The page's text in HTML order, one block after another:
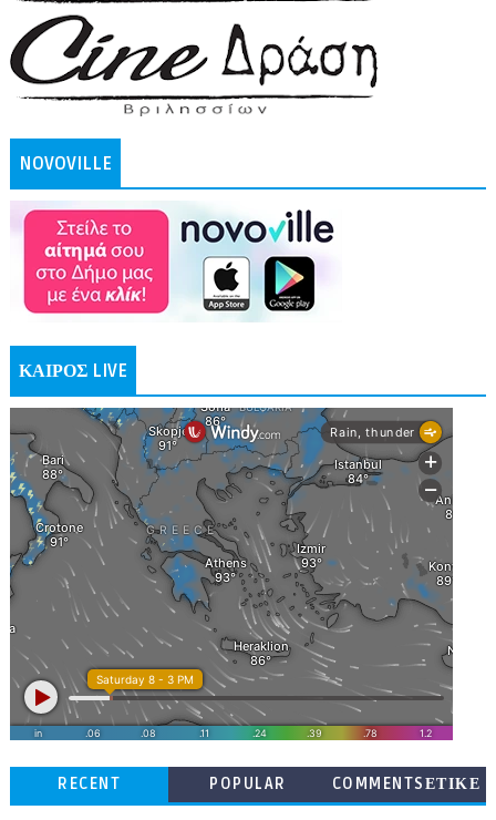
NOVOVILLE
ΚΑΙΡΟΣ LIVE
RECENT POPULAR
COMMENTSΕΤΙΚΕ